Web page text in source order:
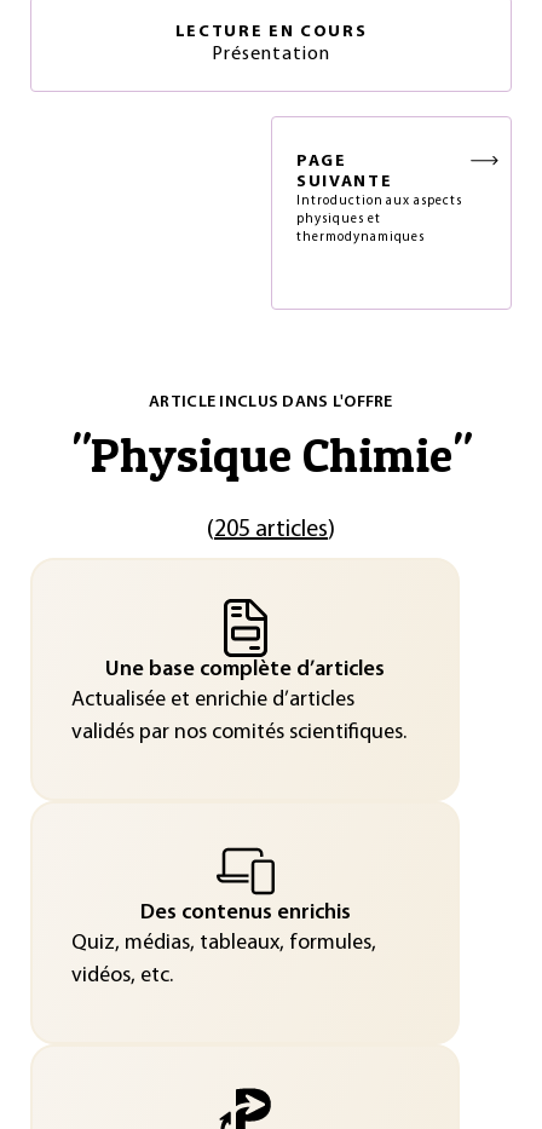
LECTURE EN COURS
Présentation
PAGE
SUIVANTE
Introduction aux aspects
physiques et
thermodynamiques
ARTICLE INCLUS DANS L'OFFRE
"Physique Chimie"
(205 articles)
Une base complète d’articles
Actualisée et enrichie d’articles
validés par nos comités scientifiques.
Des contenus enrichis
Quiz, médias, tableaux, formules,
vidéos, etc.